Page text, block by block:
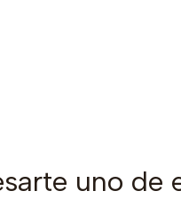
uno de